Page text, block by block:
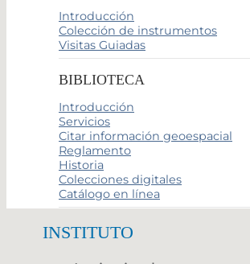
Introducción
Colección de instrumentos
Visitas Guiadas
BIBLIOTECA
Introducción
Servicios
Citar información geoespacial
Reglamento
Historia
Colecciones digitales
Catálogo en línea
INSTITUTO